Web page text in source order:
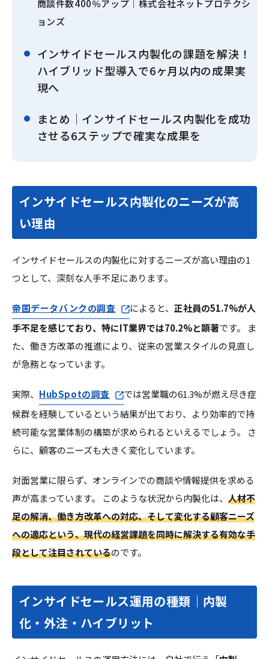
商談件数400％アップ｜株式会社ネットプロテクシ
ョンズ
インサイドセールス内製化の課題を解決！
ハイブリッド型導入で6ヶ月以内の成果実
現へ
まとめ｜インサイドセールス内製化を成功
させる6ステップで確実な成果を
インサイドセールス内製化のニーズが高
い理由
インサイドセールスの内製化に対するニーズが高い理由の1
つとして、深刻な人手不足にあります。
帝国データバンクの調査 によると、 正社員の51.7%が人
手不足を感じており、特にIT業界では70.2%と顕著です。 ま
た、働き方改革の推進により、従来の営業スタイルの見直し
が急務となっています。
実際、 HubSpotの調査
では営業職の61.3%が燃え尽き症
候群を経験しているという結果が出ており、より効率的で持
続可能な営業体制の構築が求められるといえるでしょう。 さ
らに、顧客のニーズも大きく変化しています。
対面営業に限らず、オンラインでの商談や情報提供を求める
声が高まっています。 このような状況から内製化は、 人材不
足の解消、働き方改革への対応、そして変化する顧客ニーズ
への適応という、現代の経営課題を同時に解決する有効な手
段として注目されているのです。
インサイドセールス運用の種類｜内製
化・外注・ハイブリット